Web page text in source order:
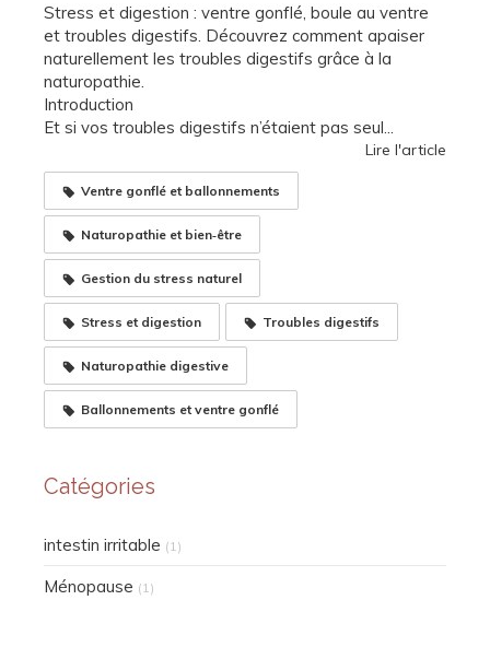
Stress et digestion : ventre gonflé, boule au ventre
et troubles digestifs. Découvrez comment apaiser
naturellement les troubles digestifs grâce à la
naturopathie.
Introduction
Et si vos troubles digestifs n’étaient pas seul...
Lire l'article
Ventre gonflé et ballonnements
Naturopathie et bien‑être
Gestion du stress naturel
Stress et digestion Troubles digestifs
Naturopathie digestive
Ballonnements et ventre gonflé
Catégories
intestin irritable (1)
Ménopause (1)